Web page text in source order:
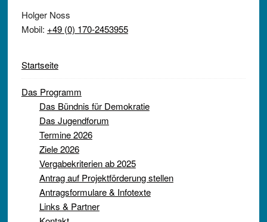
Holger Noss
Mobil: +49 (0) 170-2453955
Startseite
Das Programm
Das Bündnis für Demokratie
Das Jugendforum
Termine 2026
Ziele 2026
Vergabekriterien ab 2025
Antrag auf Projektförderung stellen
Antragsformulare & Infotexte
Links & Partner